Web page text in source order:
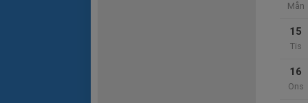
Mån
15
Tis
16
Ons